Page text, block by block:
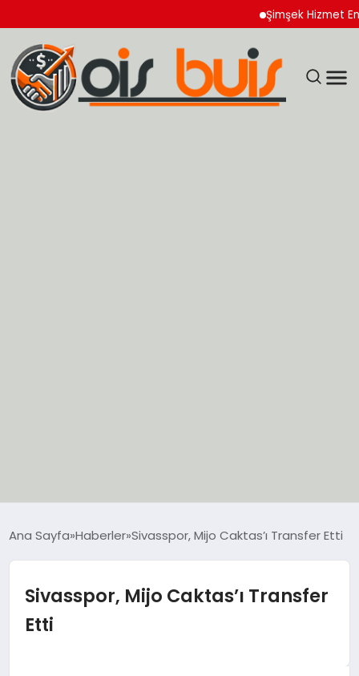
Şimşek Hizmet
EKONOMİ
GÜNCEL
Ana Sayfa Haberler Sivasspor, Mijo Caktas’ı Transfer Etti
Sivasspor, Mijo Caktas’ı Transfer
Etti